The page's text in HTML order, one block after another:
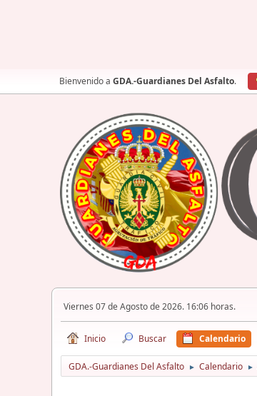
Bienvenido a GDA.-Guardianes Del Asfalto.
Viernes 07 de Agosto de 2026. 16:06 horas.
Inicio Buscar Calendario
GDA.-Guardianes Del Asfalto ► Calendario ►